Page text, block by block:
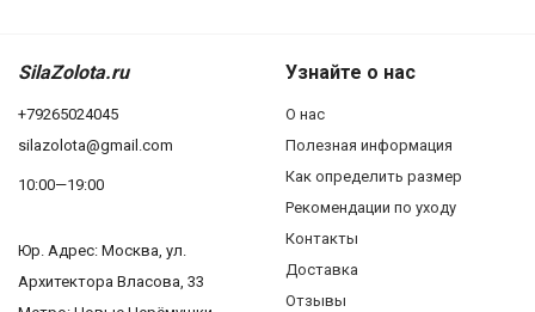
SilaZolota.ru
+79265024045
silazolota@gmail.com
10:00—19:00
Юр. Адреc: Москва, ул.
Архитектора Власова, 33
Узнайте о нас
О нас
Полезная информация
Как определить размер
Рекомендации по уходу
Контакты
Доставка
Отзывы